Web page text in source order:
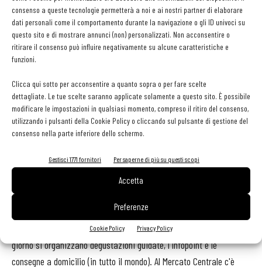
consenso a queste tecnologie permetterà a noi e ai nostri partner di elaborare
dati personali come il comportamento durante la navigazione o gli ID univoci su
questo sito e di mostrare annunci (non) personalizzati. Non acconsentire o
ritirare il consenso può influire negativamente su alcune caratteristiche e
funzioni.
Clicca qui sotto per acconsentire a quanto sopra o per fare scelte
dettagliate. Le tue scelte saranno applicate solamente a questo sito. È possibile
modificare le impostazioni in qualsiasi momento, compreso il ritiro del consenso,
utilizzando i pulsanti della Cookie Policy o cliccando sul pulsante di gestione del
consenso nella parte inferiore dello schermo.
Gestisci 1771 fornitori Per saperne di più su questi scopi
Accetta
Preferenze
Cookie Policy Privacy Policy
sottoscrivere un disciplinare al quale è tenuto ad attenersi per
tutto il periodo di collaborazione».
«Ogni piatto preparato al Mercato Centrale - prosegue Montano - è
realizzato con prodotti che si trovano all'interno del Mercato
stesso, perché è questa la materia prima che conosciamo
perfettamente, a livello sia di tracciabilità che di storia, e che
vogliamo e comunicare al meglio alla clientela».
A fare da cornice agli artigiani ci sono una trattoria, la Tosca, e la
pizzeria, con coperti disponibili anche al piano di sopra con
servizio al tavolo, una banca, una libreria a tema enogastronomico,
lo store della Fiorentina, una birreria, un bar, la scuola di cucina
Lorenzo dei Medici, l'enoscuola a cura di Luca Gardini dove ogni
giorno si organizzano degustazioni guidate, l'infopoint e le
consegne a domicilio (in tutto il mondo). Al Mercato Centrale c'è